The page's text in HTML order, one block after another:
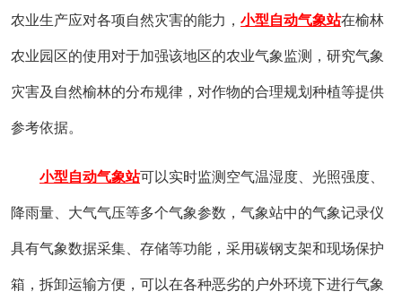
农业生产应对各项自然灾害的能力， 小型自动气象站在榆林
农业园区的使用对于加强该地区的农业气象监测，研究气象
灾害及自然榆林的分布规律，对作物的合理规划种植等提供
参考依据。
小型自动气象站可以实时监测空气温湿度、光照强度、
降雨量、大气气压等多个气象参数，气象站中的气象记录仪
具有气象数据采集、存储等功能，采用碳钢支架和现场保护
箱，拆卸运输方便，可以在各种恶劣的户外环境下进行气象